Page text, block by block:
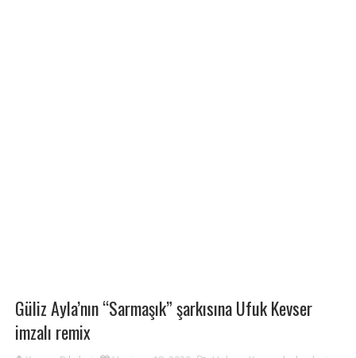
Güliz Ayla’nın “Sarmaşık” şarkısına Ufuk Kevser
imzalı remix